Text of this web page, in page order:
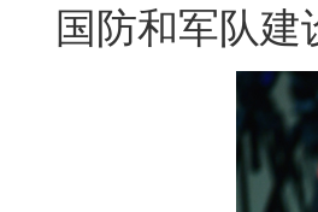
国防和军队